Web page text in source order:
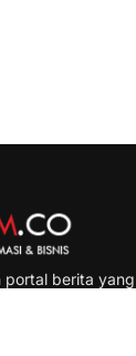
portal berita yang